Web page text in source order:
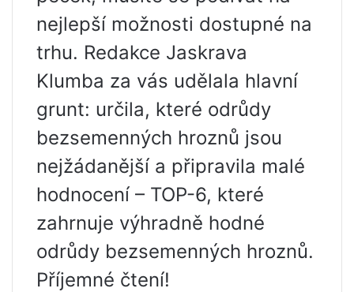
nejlepší možnosti dostupné na
trhu. Redakce Jaskrava
Klumba za vás udělala hlavní
grunt: určila, které odrůdy
bezsemenných hroznů jsou
nejžádanější a připravila malé
hodnocení – TOP-6, které
zahrnuje výhradně hodné
odrůdy bezsemenných hroznů.
Příjemné čtení!